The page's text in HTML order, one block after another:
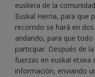
euskera de la
Euskal Herria, para que
recorrido se hará en
andando, para que
participar. Después de
fuerzas en euskal etxea
información, enviando